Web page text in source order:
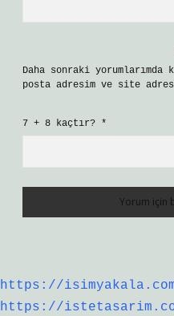
Daha sonraki
posta adresim ve site
7 + 8 kaçtır? *
https://
https://